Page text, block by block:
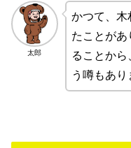
太郎
かつて、木
たことがあ
ることか
う噂もあり